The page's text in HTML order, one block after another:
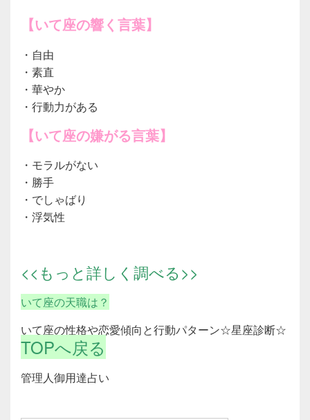
【いて座の響く言葉】
・自由
・素直
・華やか
・行動力がある
【いて座の嫌がる言葉】
・モラルがない
・勝手
・でしゃばり
・浮気性
<<もっと詳しく調べる>>
いて座の天職は？
いて座の性格や恋愛傾向と行動パターン☆星座診断☆
TOPへ戻る
管理人御用達占い